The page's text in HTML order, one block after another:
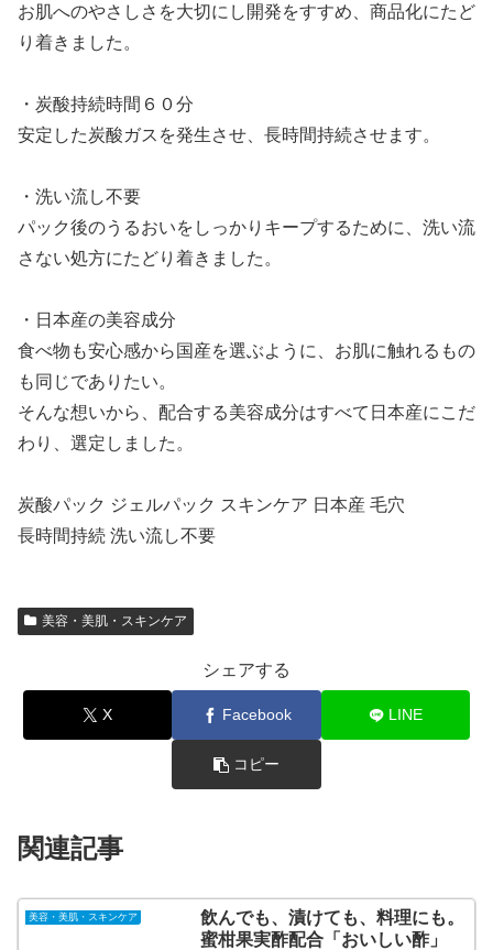
お肌へのやさしさを大切にし開発をすすめ、商品化にたど
り着きました。
・炭酸持続時間６０分
安定した炭酸ガスを発生させ、長時間持続させます。
・洗い流し不要
パック後のうるおいをしっかりキープするために、洗い流
さない処方にたどり着きました。
・日本産の美容成分
食べ物も安心感から国産を選ぶように、お肌に触れるもの
も同じでありたい。
そんな想いから、配合する美容成分はすべて日本産にこだ
わり、選定しました。
炭酸パック ジェルパック スキンケア 日本産 毛穴
長時間持続 洗い流し不要
美容・美肌・スキンケア
シェアする
X Facebook LINE
コピー
関連記事
美容・美肌・スキンケア
飲んでも、漬けても、料理にも。
蜜柑果実酢配合「おいしい酢」